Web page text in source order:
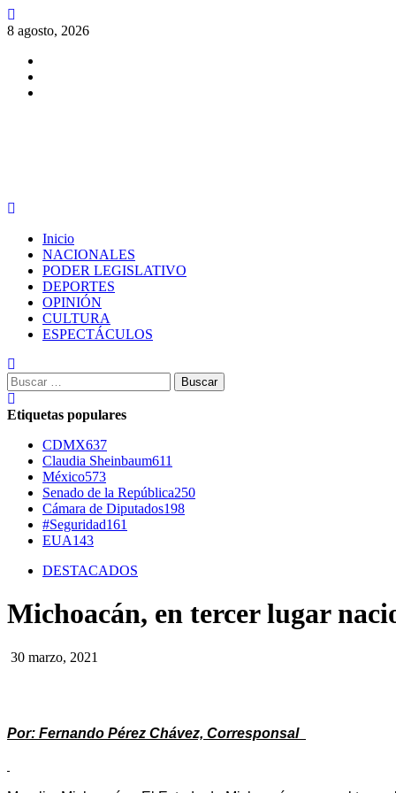
Saltar
al
8 agosto, 2026
Inicio
NACIONALES
PODER LEGISLATIVO
DEPORTES
OPINIÓN
CULTURA
ESPECTÁCULOS
Buscar:
Etiquetas populares
CDMX637
Claudia Sheinbaum611
México573
Senado de la República250
Cámara de Diputados198
#Seguridad161
EUA143
DESTACADOS
Michoacán, en tercer lugar
30 marzo, 2021
Por: Fernando Pérez Chávez, Corresponsal